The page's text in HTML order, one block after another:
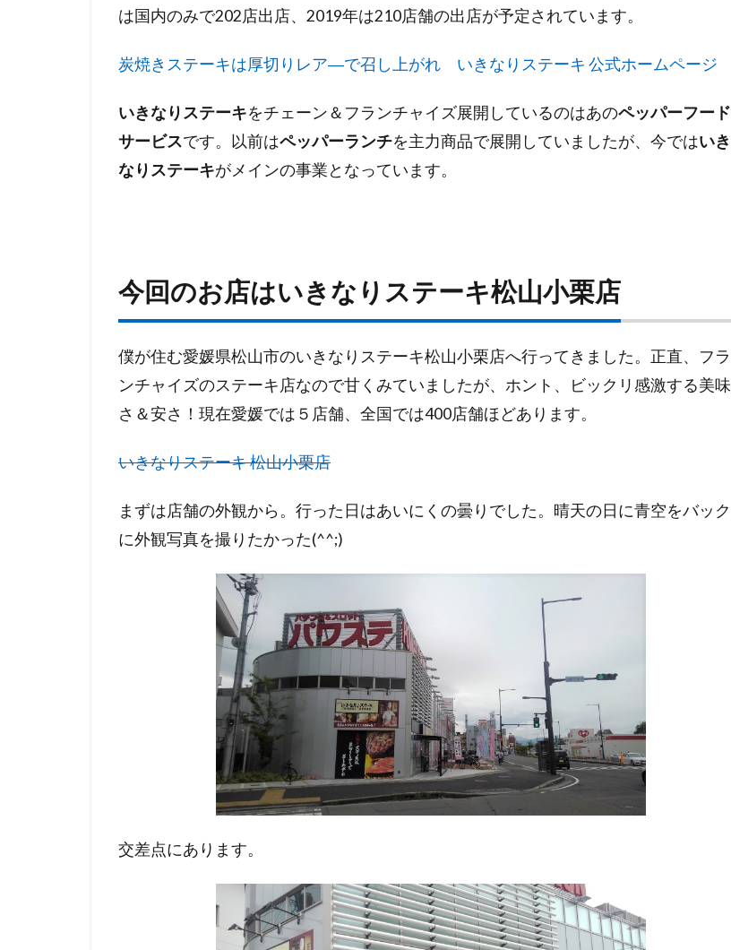
い
き
り
テ
松
は国内のみで202店出店、2019年は210店舗の出店が予定されています。
炭焼きステーキは厚切りレア―で召し上がれ いきなりステーキ 公式ホームページ
いきなりステーキをチェーン＆フランチャイズ展開しているのはあのペッパーフード
サービスです。以前はペッパーランチを主力商品で展開していましたが、今ではいき
なりステーキがメインの事業となっています。
今回のお店はいきなりステーキ松山小栗店
僕が住む愛媛県松山市のいきなりステーキ松山小栗店へ行ってきました。正直、フラ
ンチャイズのステーキ店なので甘くみていましたが、ホント、ビックリ感激する美味
さ＆安さ！現在愛媛では５店舗、全国では400店舗ほどあります。
いきなりステーキ 松山小栗店
まずは店舗の外観から。行った日はあいにくの曇りでした。晴天の日に青空をバック
に外観写真を撮りたかった(^^;)
交差点にあります。